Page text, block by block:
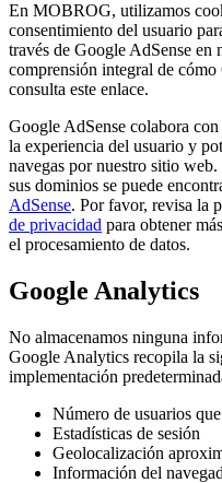
En MOBROG, utilizamos
consentimiento del usuario
través de Google AdSense en
comprensión integral de
consulta este enlace.
Google AdSense colabora
la experiencia del usuario y
navegas por nuestro sitio
sus dominios se puede
AdSense. Por favor, revisa la
de privacidad para obtener
el procesamiento de datos.
Google Analytics
No almacenamos ninguna
Google Analytics recopila la
implementación
Número de usuarios
Estadísticas de sesión
Geolocalización
Información del